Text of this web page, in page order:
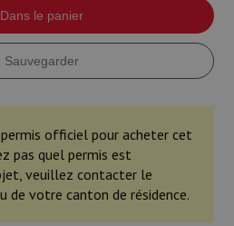
Dans le panier
Sauvegarder
permis officiel pour acheter cet
pas quel permis est
veuillez contacter le
de votre canton de résidence.